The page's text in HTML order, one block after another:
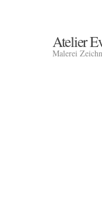
Atelier
Malerei